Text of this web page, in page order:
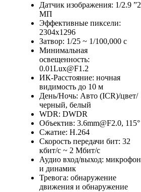
Датчик изображения: 1/2.9 ”2
МП
Эффективные пиксели:
2304х1296
Затвор: 1/25 ~ 1/100,000 с
Минимальная
освещенность:
0.01Lux@F1.2
ИК-Расстояние: ночная
видимость до 10 м
День/Ночь: Авто (ICR)/цвет/
черный, белый
WDR: DWDR
Объектив: 3.6mm@F2.0, 115°
Сжатие: H.264
Скорость передачи бит: 32
кбит/с ~ 2 Мбит/с
Аудио вход/выход: микрофон
и динамик
Тревога: обнаружение
движения и обнаружение